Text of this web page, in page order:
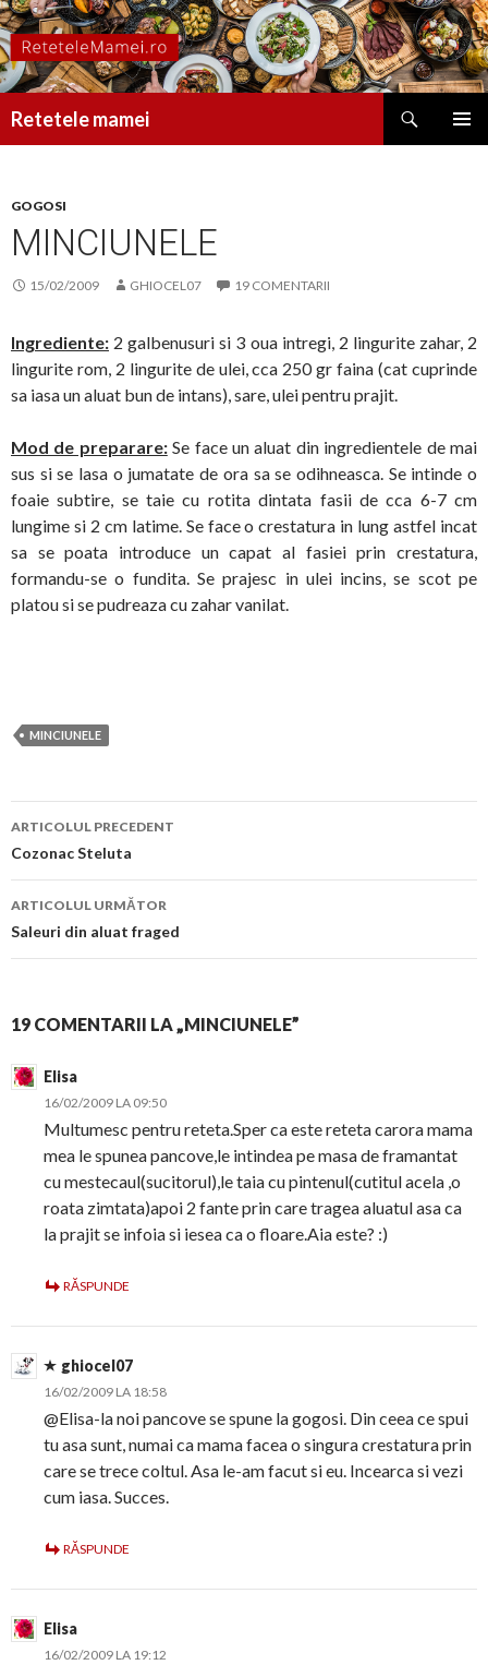
Retetele mamei
GOGOSI
MINCIUNELE
15/02/2009 GHIOCEL07 19 COMENTARII
Ingrediente: 2 galbenusuri si 3 oua intregi, 2 lingurite zahar, 2
lingurite rom, 2 lingurite de ulei, cca 250 gr faina (cat cuprinde
sa iasa un aluat bun de intans), sare, ulei pentru prajit.
Mod de preparare:Se face un aluat din ingredientele de mai
sus si se lasa o jumatate de ora sa se odihneasca. Se intinde o
foaie subtire, se taie cu rotita dintata fasii de cca 6-7 cm
lungime si 2 cm latime. Se face o crestatura in lung astfel incat
sa se poata introduce un capat al fasiei prin crestatura,
formandu-se o fundita. Se prajesc in ulei incins, se scot pe
platou si se pudreaza cu zahar vanilat.
MINCIUNELE
Navigare
în
articol
ARTICOLUL PRECEDENT
Cozonac Steluta
ARTICOLUL URMĂTOR
Saleuri din aluat fraged
19 COMENTARII LA „MINCIUNELE”
Elisa
16/02/2009 LA 09:50
Multumesc pentru reteta.Sper ca este reteta carora mama
mea le spunea pancove,le intindea pe masa de framantat
cu mestecaul(sucitorul),le taia cu pintenul(cutitul acela ,o
roata zimtata)apoi 2 fante prin care tragea aluatul asa ca
la prajit se infoia si iesea ca o floare.Aia este? :)
RĂSPUNDE
ghiocel07
16/02/2009 LA 18:58
@Elisa-la noi pancove se spune la gogosi. Din ceea ce spui
tu asa sunt, numai ca mama facea o singura crestatura prin
care se trece coltul. Asa le-am facut si eu. Incearca si vezi
cum iasa. Succes.
RĂSPUNDE
Elisa
16/02/2009 LA 19:12